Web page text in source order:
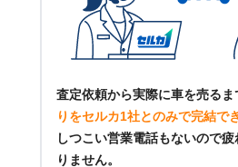
査定依頼から実際に車を売るま
りをセルカ1社とのみで完結で
しつこい営業電話もないので
りません。